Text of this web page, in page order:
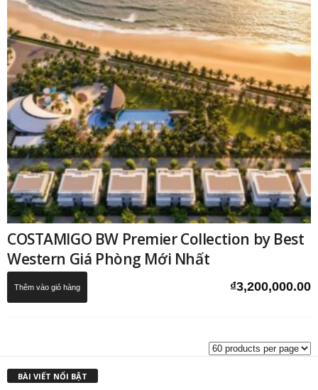
COSTAMIGO BW Premier Collection by Best
Western Giá Phòng Mới Nhất
₫3,200,000.00
Thêm vào giỏ hàng
BÀI VIẾT NỔI BẬT